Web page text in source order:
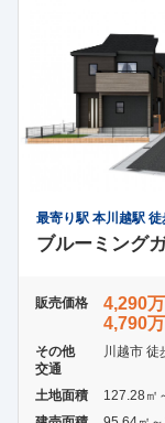
最寄り駅 本川越駅
ブルーミング
販売価格
4,290
4,790
その他
交通
川越市 徒
土地面積
127.28㎡